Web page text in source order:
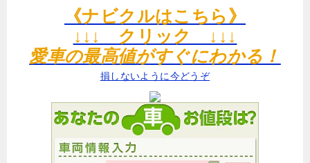
《ナビクルはこちら》
↓↓↓ クリック ↓↓↓
愛車の最高値がすぐにわかる！
損しないように今どうぞ